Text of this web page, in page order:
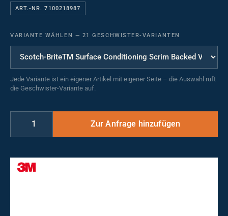
ART.-NR. 7100218987
VARIANTE WÄHLEN — 21 GESCHWISTER-VARIANTEN
Jede Variante ist ein eigener Artikel mit eigener Seite – die Auswahl ruft
die Geschwister-Variante auf.